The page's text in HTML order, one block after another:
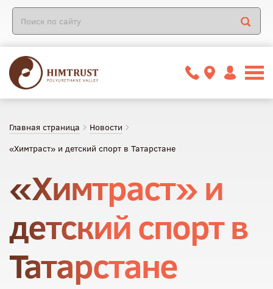
Главная страница
Новости
«Химтраст» и детский спорт в Татарстане
«Химтраст» и
детский спорт в
Татарстане